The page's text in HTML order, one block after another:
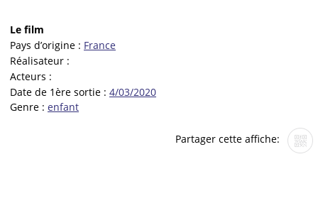
Le film
Pays d’origine : France
Réalisateur :
Acteurs :
Date de 1ère sortie : 4/03/2020
Genre : enfant
Partager cette affiche: